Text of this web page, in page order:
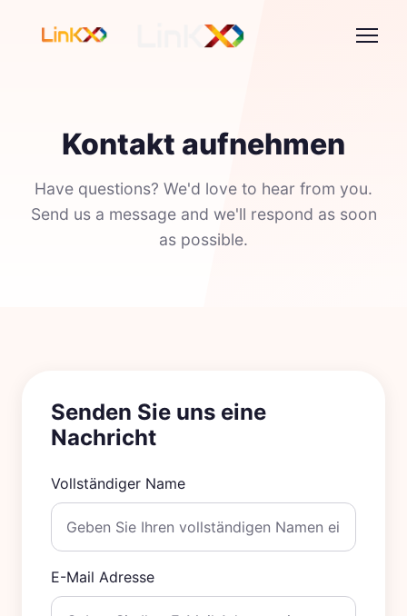
Kontakt aufnehmen
Have questions? We'd love to hear from you.
Send us a message and we'll respond as soon
as possible.
Senden Sie uns eine
Nachricht
Vollständiger Name
E-Mail Adresse